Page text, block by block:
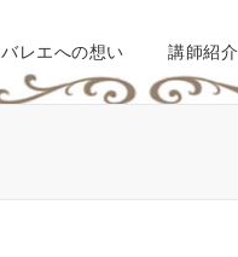
バレエへの想い 講師紹介